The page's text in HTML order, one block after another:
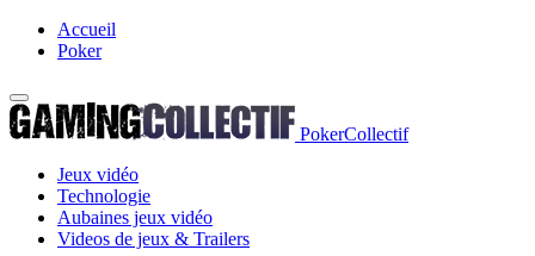
Accueil
Poker
PokerCollectif
Jeux vidéo
Technologie
Aubaines jeux vidéo
Videos de jeux & Trailers